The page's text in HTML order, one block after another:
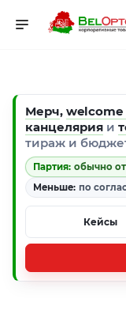
Мерч, welcome
канцелярия и
тираж и
Партия: обычно
Меньше: по
Кейсы